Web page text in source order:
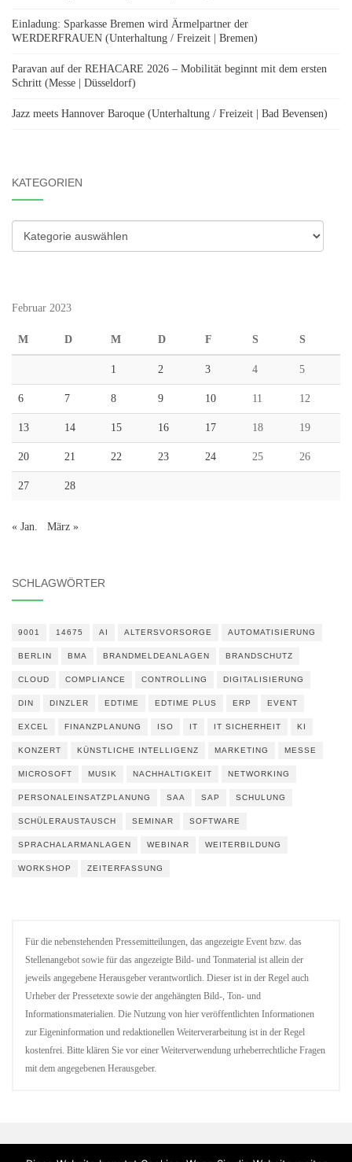
Einladung: Sparkasse Bremen wird Ärmelpartner der
WERDERFRAUEN (Unterhaltung / Freizeit | Bremen)
Paravan auf der REHACARE 2026 – Mobilität beginnt mit dem ersten
Schritt (Messe | Düsseldorf)
Jazz meets Hannover Baroque (Unterhaltung / Freizeit | Bad Bevensen)
KATEGORIEN
Kategorien
Februar 2023
M D M D F S S
1 2 3 4 5
6 7 8 9 10 11 12
13 14 15 16 17 18 19
20 21 22 23 24 25 26
27 28
« Jan. März »
SCHLAGWÖRTER
9001 14675 AI ALTERSVORSORGE AUTOMATISIERUNG
BERLIN BMA BRANDMELDEANLAGEN BRANDSCHUTZ
CLOUD COMPLIANCE CONTROLLING DIGITALISIERUNG
DIN DINZLER EDTIME EDTIME PLUS ERP EVENT
EXCEL FINANZPLANUNG ISO IT IT SICHERHEIT KI
KONZERT KÜNSTLICHE INTELLIGENZ MARKETING MESSE
MICROSOFT MUSIK NACHHALTIGKEIT NETWORKING
PERSONALEINSATZPLANUNG SAA SAP SCHULUNG
SCHÜLERAUSTAUSCH SEMINAR SOFTWARE
SPRACHALARMANLAGEN WEBINAR WEITERBILDUNG
WORKSHOP ZEITERFASSUNG
Für die nebenstehenden Pressemitteilungen, das angezeigte Event bzw. das
Stellenangebot sowie für das angezeigte Bild- und Tonmaterial ist allein der
jeweils angegebene Herausgeber verantwortlich. Dieser ist in der Regel auch
Urheber der Pressetexte sowie der angehängten Bild-, Ton- und
Informationsmaterialien. Die Nutzung von hier veröffentlichten Informationen
zur Eigeninformation und redaktionellen Weiterverarbeitung ist in der Regel
kostenfrei. Bitte klären Sie vor einer Weiterverwendung urheberrechtliche Fragen
mit dem angegebenen Herausgeber.